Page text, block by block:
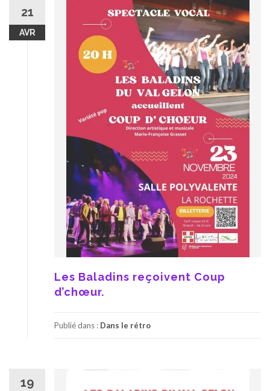
21
AVR
Les Baladins reçoivent Coup
d’chœur.
Publié dans : Dans le rétro
19